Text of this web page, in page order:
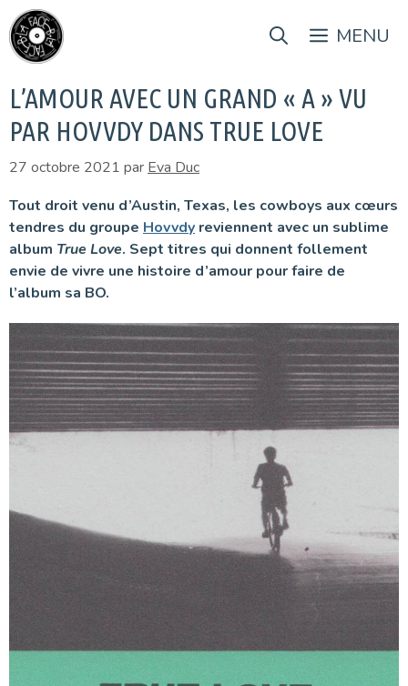
Aller
au
contenu
MENU
L’AMOUR AVEC UN GRAND « A » VU
PAR HOVVDY DANS TRUE LOVE
27 octobre 2021 par Eva Duc
Tout droit venu d’Austin, Texas, les cowboys aux cœurs
tendres du groupe Hovvdy reviennent avec un sublime
album True Love. Sept titres qui donnent follement
envie de vivre une histoire d’amour pour faire de
l’album sa BO.